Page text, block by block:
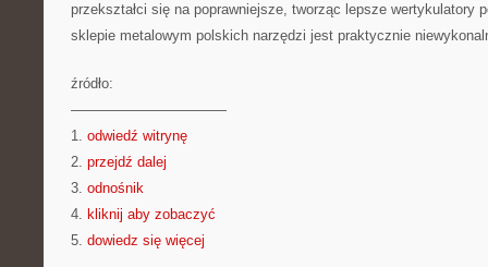
przekształci się na poprawniejsze, tworząc lepsze wertykulatory
sklepie metalowym polskich narzędzi jest praktycznie
źródło:
———————————
1. odwiedź witrynę
2. przejdź dalej
3. odnośnik
4. kliknij aby zobaczyć
5. dowiedz się więcej